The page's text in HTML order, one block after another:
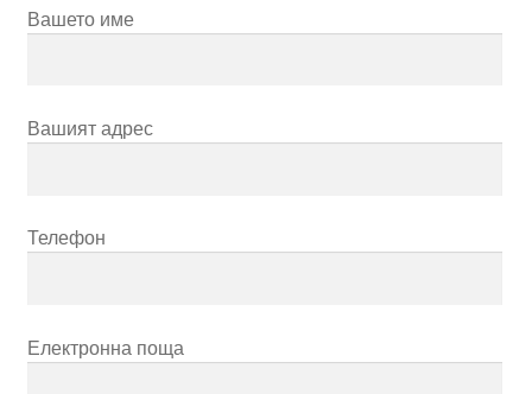
Контакт
Политика за поверителност
Процедура за рекламации
Вашето име
Вашият адрес
Телефон
Електронна поща